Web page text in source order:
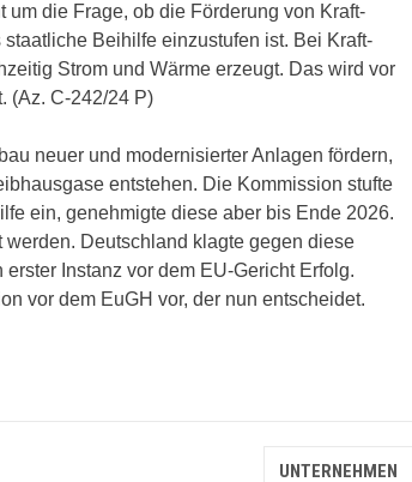
um die Frage, ob die Förderung von Kraft-
Beihilfe einzustufen ist. Bei Kraft-
Strom und Wärme erzeugt. Das wird vor
(Az. C-242/24 P)
neuer und modernisierter Anlagen fördern,
entstehen. Die Kommission stufte
ein, genehmigte diese aber bis Ende 2026.
Deutschland klagte gegen diese
Instanz vor dem EU-Gericht Erfolg.
vor dem EuGH vor, der nun entscheidet.
UNTERNEHMEN